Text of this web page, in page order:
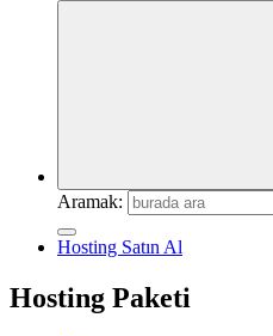
Aramak:
Hosting Satın Al
Hosting Paketi